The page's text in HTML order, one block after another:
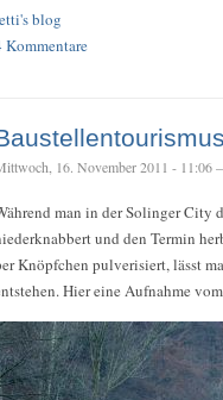
blog
Kommentare
16. November 2011 - 11:06
man in der Solinger City
und den Termin
Knöpfchen pulverisiert, lässt
Hier eine Aufnahme